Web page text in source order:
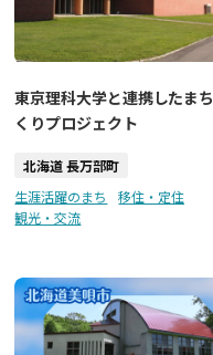
東京理科大学と連携したま
くりプロジェクト
北海道 長万部町
生涯活躍のまち
移住・定住
観光・交流